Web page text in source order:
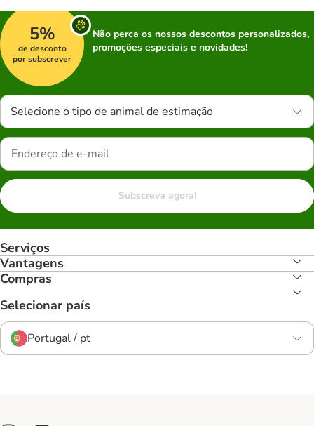
5%
de desconto
por subscrever
Não perca os nossos descontos personalizados,
promoções especiais e novidades!
Selecione o tipo de animal de estimação
Subscreva agora!
Serviços
Vantagens
Compras
Selecionar país
Portugal / pt